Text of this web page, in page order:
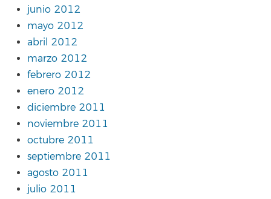
junio 2012
mayo 2012
abril 2012
marzo 2012
febrero 2012
enero 2012
diciembre 2011
noviembre 2011
octubre 2011
septiembre 2011
agosto 2011
julio 2011